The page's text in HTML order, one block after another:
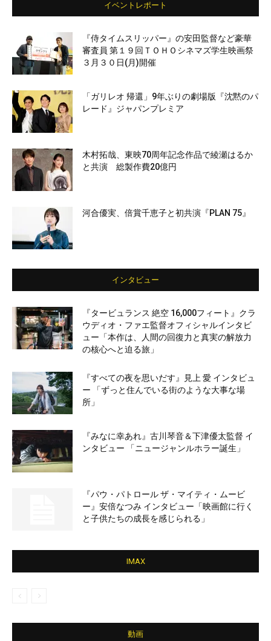
イベントレポート
『侍タイムスリッパー』の安田監督など豪華
審査員 第１９回ＴＯＨＯシネマズ学生映画祭
３月３０日(月)開催
「ガリレオ 帰還」9年ぶりの劇場版『沈黙のパ
レード』ジャパンプレミア
木村拓哉、東映70周年記念作品で綾瀬はるか
と共演 総製作費20億円
河合優実、倍賞千恵子と初共演『PLAN 75』
インタビュー
『タービュランス 絶空 16,000フィート』クラ
ウディオ・ファエ監督オフィシャルインタビ
ュー「本作は、人間の回復力と真実の解放力
の核心へと迫る旅」
『すべての夜を思いだす』見上 愛 インタビュ
ー 「ずっと住んでいる街のような大事な場
所」
『みなに幸あれ』古川琴音＆下津優太監督 イ
ンタビュー 「ニュージャンルホラー誕生」
『パウ・パトロール ザ・マイティ・ムービ
ー』安倍なつみ インタビュー「映画館に行く
と子供たちの成長を感じられる」
IMAX
動画